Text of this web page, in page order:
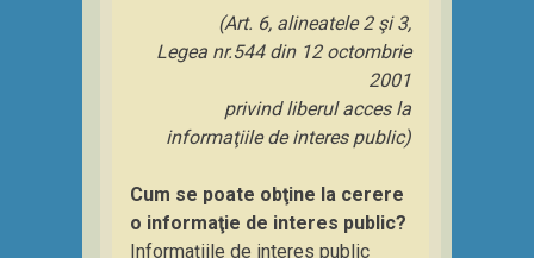
(Art. 6, alineatele 2 şi 3,
Legea nr.544 din 12 octombrie
2001
privind liberul acces la
informaţiile de interes public)
Cum se poate obţine la cerere
o informaţie de interes public?
Informaţiile de interes public